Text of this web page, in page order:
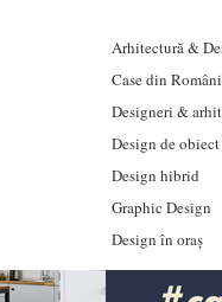
Arhitectură &
Case din
Designeri &
Design de obiect
Design hibrid
Graphic Design
Design în oraș